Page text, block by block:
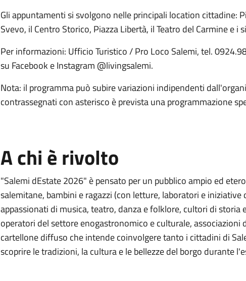
Gli appuntamenti si svolgono nelle principali location cittadine:
Svevo, il Centro Storico, Piazza Libertà, il Teatro del Carmine e
Per informazioni: Ufficio Turistico / Pro Loco Salemi, tel.
su Facebook e Instagram @livingsalemi.
Nota: il programma può subire variazioni indipendenti
contrassegnati con asterisco è prevista una programmazione
A chi è rivolto
"Salemi dEstate 2026" è pensato per un pubblico ampio ed
salemitane, bambini e ragazzi (con letture, laboratori e iniziative
appassionati di musica, teatro, danza e folklore, cultori di storia
operatori del settore enogastronomico e culturale,
cartellone diffuso che intende coinvolgere tanto i cittadini di
scoprire le tradizioni, la cultura e le bellezze del borgo durante